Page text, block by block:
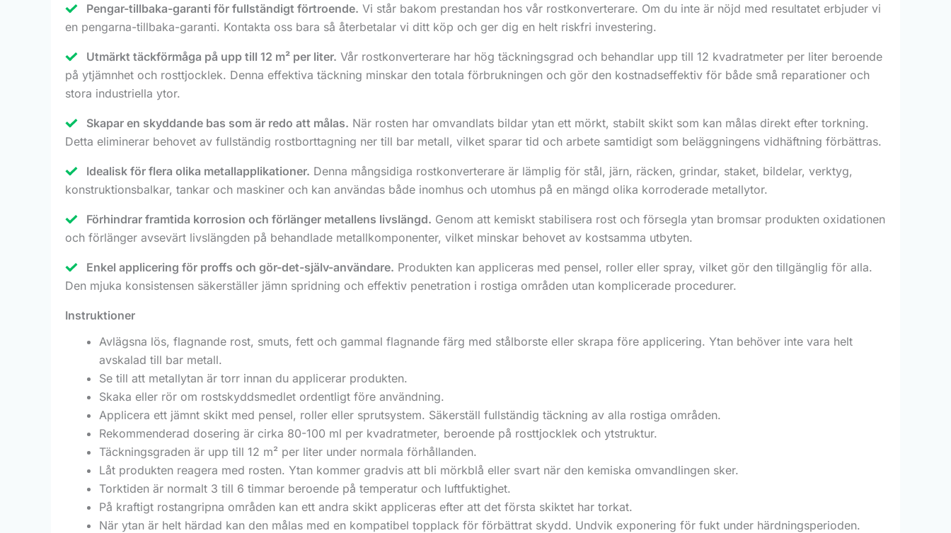
Pengar-tillbaka-garanti för fullständigt förtroende. Vi står bakom prestandan hos vår rostkonverterare. Om du inte är nöjd med resultatet erbjuder vi
en pengarna-tillbaka-garanti. Kontakta oss bara så återbetalar vi ditt köp och ger dig en helt riskfri investering.
Utmärkt täckförmåga på upp till 12 m² per liter. Vår rostkonverterare har hög täckningsgrad och behandlar upp till 12 kvadratmeter per liter beroende
på ytjämnhet och rosttjocklek. Denna effektiva täckning minskar den totala förbrukningen och gör den kostnadseffektiv för både små reparationer och
stora industriella ytor.
Skapar en skyddande bas som är redo att målas. När rosten har omvandlats bildar ytan ett mörkt, stabilt skikt som kan målas direkt efter torkning.
Detta eliminerar behovet av fullständig rostborttagning ner till bar metall, vilket sparar tid och arbete samtidigt som beläggningens vidhäftning förbättras.
Idealisk för flera olika metallapplikationer. Denna mångsidiga rostkonverterare är lämplig för stål, järn, räcken, grindar, staket, bildelar, verktyg,
konstruktionsbalkar, tankar och maskiner och kan användas både inomhus och utomhus på en mängd olika korroderade metallytor.
Förhindrar framtida korrosion och förlänger metallens livslängd. Genom att kemiskt stabilisera rost och försegla ytan bromsar produkten oxidationen
och förlänger avsevärt livslängden på behandlade metallkomponenter, vilket minskar behovet av kostsamma utbyten.
Enkel applicering för proffs och gör-det-själv-användare. Produkten kan appliceras med pensel, roller eller spray, vilket gör den tillgänglig för alla.
Den mjuka konsistensen säkerställer jämn spridning och effektiv penetration i rostiga områden utan komplicerade procedurer.
Instruktioner
Avlägsna lös, flagnande rost, smuts, fett och gammal flagnande färg med stålborste eller skrapa före applicering. Ytan behöver inte vara helt
avskalad till bar metall.
Se till att metallytan är torr innan du applicerar produkten.
Skaka eller rör om rostskyddsmedlet ordentligt före användning.
Applicera ett jämnt skikt med pensel, roller eller sprutsystem. Säkerställ fullständig täckning av alla rostiga områden.
Rekommenderad dosering är cirka 80-100 ml per kvadratmeter, beroende på rosttjocklek och ytstruktur.
Täckningsgraden är upp till 12 m² per liter under normala förhållanden.
Låt produkten reagera med rosten. Ytan kommer gradvis att bli mörkblå eller svart när den kemiska omvandlingen sker.
Torktiden är normalt 3 till 6 timmar beroende på temperatur och luftfuktighet.
På kraftigt rostangripna områden kan ett andra skikt appliceras efter att det första skiktet har torkat.
När ytan är helt härdad kan den målas med en kompatibel topplack för förbättrat skydd. Undvik exponering för fukt under härdningsperioden.